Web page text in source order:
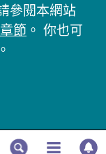
參閱本網站
章節 。 你也可